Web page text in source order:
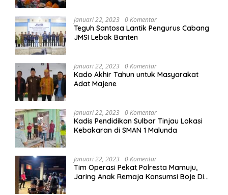
Januari 22, 2023 0 Komentar
Teguh Santosa Lantik Pengurus Cabang
JMSI Lebak Banten
Januari 22, 2023 0 Komentar
Kado Akhir Tahun untuk Masyarakat
Adat Majene
Januari 22, 2023 0 Komentar
Kadis Pendidikan Sulbar Tinjau Lokasi
Kebakaran di SMAN 1 Malunda
Januari 22, 2023 0 Komentar
Tim Operasi Pekat Polresta Mamuju,
Jaring Anak Remaja Konsumsi Boje Di